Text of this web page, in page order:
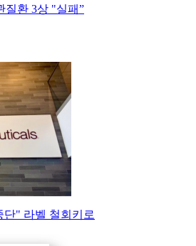
질환 3상 "실패”
단" 라벨 철회키로